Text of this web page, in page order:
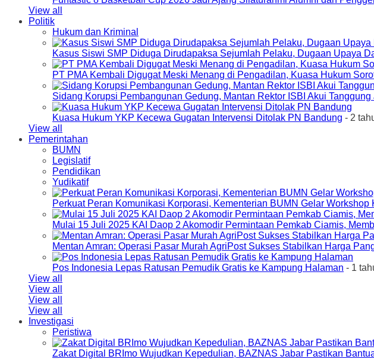
View all
Politik
Hukum dan Kriminal
Kasus Siswi SMP Diduga Dirudapaksa Sejumlah Pelaku, Dugaan Upaya
PT PMA Kembali Digugat Meski Menang di Pengadilan, Kuasa Hukum
Sidang Korupsi Pembangunan Gedung, Mantan Rektor ISBI Akui Tanggung
Kuasa Hukum YKP Kecewa Gugatan Intervensi Ditolak PN Bandung - 2
View all
Pemerintahan
BUMN
Legislatif
Pendidikan
Yudikatif
Perkuat Peran Komunikasi Korporasi, Kementerian BUMN Gelar Workshop
Mulai 15 Juli 2025 KAI Daop 2 Akomodir Permintaan Pemkab Ciamis,
Mentan Amran: Operasi Pasar Murah AgriPost Sukses Stabilkan Harga
Pos Indonesia Lepas Ratusan Pemudik Gratis ke Kampung Halaman - 1
View all
View all
View all
View all
Investigasi
Peristiwa
Zakat Digital BRImo Wujudkan Kepedulian, BAZNAS Jabar Pastikan